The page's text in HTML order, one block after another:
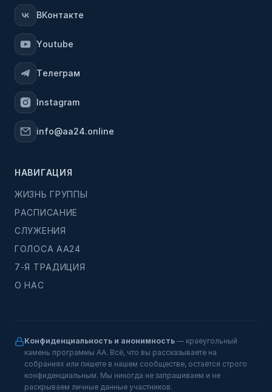
ВКонтакте
Youtube
Телеграм
Instagram
info@aa24.online
НАВИГАЦИЯ
ЖИЗНЬ ГРУППЫ
РАСПИСАНИЕ
СЛУЖЕНИЯ
ГОЛОСА АА24
7-Я ТРАДИЦИЯ
О НАС
Конфиденциальность и анонимность — краеугольный
камень программы АА. Всё, что вы рассказываете на
собраниях или пишете в нашем сообществе, остаётся строго
конфиденциальным. Мы никогда не запрашиваем и не
раскрываем личные данные участников.